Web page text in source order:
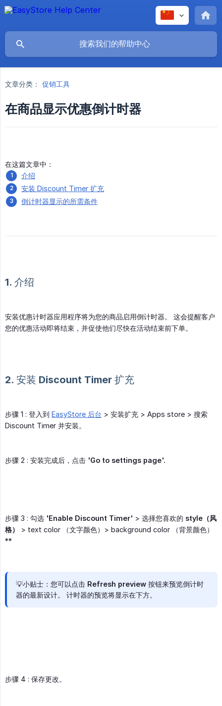
文章分类： 促销工具
在商品显示优惠倒计时器
在这篇文章中：
介绍
安装 Discount Timer 扩充
倒计时器显示的所需条件
1. 介绍
安装优惠计时器应用程序将为您的商品启用倒计时器。 这会提醒客户
您的优惠活动即将结束，并促使他们尽快在活动结束前下单。
2. 安装 Discount Timer 扩充
步骤 1 : 登入到 EasyStore 后台 > 安装扩充 > Apps store > 搜索
Discount Timer 并安装。
步骤 2 : 安装完成后，点击 'Go to settings page'.
步骤 3 : 勾选 'Enable Discount Timer' > 选择您喜欢的 style（风
格）
> text color （文字颜色）> background color （背景颜色）
**
💡小贴士：您可以点击 Refresh preview 按钮来预览倒计时
器的最新设计。 计时器的预览将显示在下方。
步骤 4 : 保存更改。